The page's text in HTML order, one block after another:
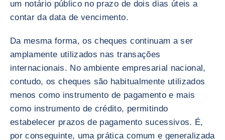
um notário público no prazo de dois dias úteis a
contar da data de vencimento.
Da mesma forma, os cheques continuam a ser
amplamente utilizados nas transações
internacionais. No ambiente empresarial nacional,
contudo, os cheques são habitualmente utilizados
menos como instrumento de pagamento e mais
como instrumento de crédito, permitindo
estabelecer prazos de pagamento sucessivos. É,
por conseguinte, uma prática comum e generalizada